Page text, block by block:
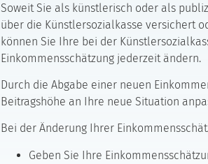
Soweit Sie als künstlerisch oder als
über die Künstlersozialkasse versichert
können Sie Ihre bei der
Einkommensschätzung jederzeit ändern.
Durch die Abgabe einer neuen
Beitragshöhe an Ihre neue Situation
Bei der Änderung Ihrer
Geben Sie Ihre